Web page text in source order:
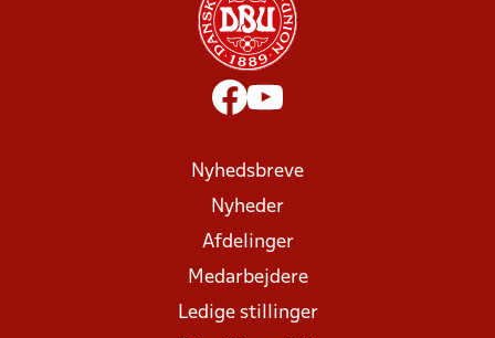
Nyhedsbreve
Nyheder
Afdelinger
Medarbejdere
Ledige stillinger